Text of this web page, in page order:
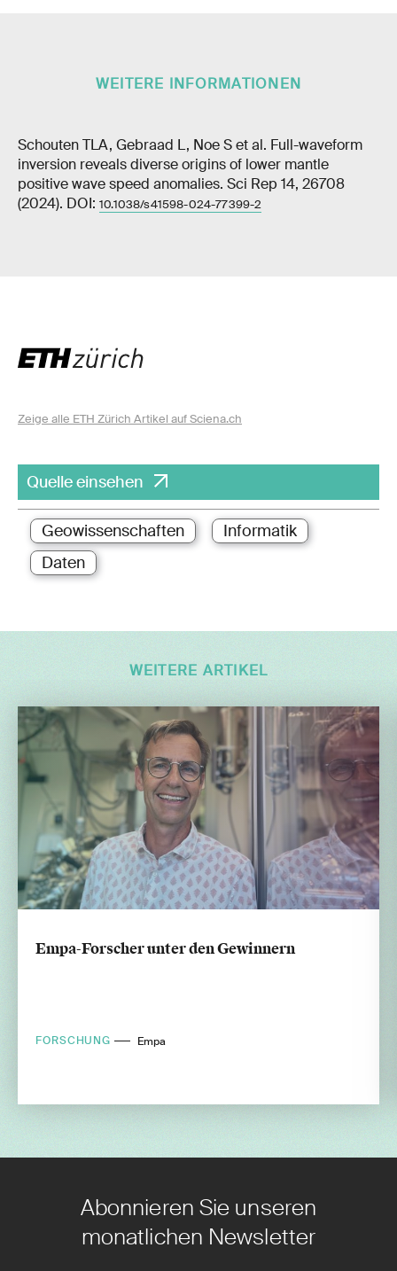
WEITERE INFORMATIONEN
Schouten TLA, Gebraad L, Noe S et al. Full-waveform
inversion reveals diverse origins of lower mantle
positive wave speed anomalies. Sci Rep 14, 26708
(2024). DOI: 10.1038/s41598-024-77399-2
Zeige alle ETH Zürich Artikel auf Sciena.ch
Quelle einsehen
Geowissenschaften
Informatik
Daten
WEITERE ARTIKEL
Empa-Forscher unter den Gewinnern
FORSCHUNG Empa
Abonnieren Sie unseren
monatlichen Newsletter